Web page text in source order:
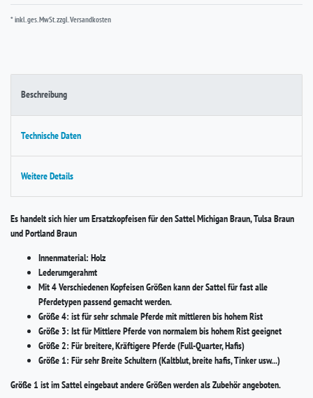
* inkl. ges. MwSt. zzgl.Versandkosten
Beschreibung
Technische Daten
Weitere Details
Es handelt sich hier um Ersatzkopfeisen für den Sattel Michigan Braun, Tulsa Braun
und Portland Braun
Innenmaterial: Holz
Lederumgerahmt
Mit 4 Verschiedenen Kopfeisen Größen kann der Sattel für fast alle
Pferdetypen passend gemacht werden.
Größe 4: ist für sehr schmale Pferde mit mittleren bis hohem Rist
Größe 3: Ist für Mittlere Pferde von normalem bis hohem Rist geeignet
Größe 2: Für breitere, Kräftigere Pferde (Full-Quarter, Hafis)
Größe 1: Für sehr Breite Schultern (Kaltblut, breite hafis, Tinker usw...)
Größe 1 ist im Sattel eingebaut andere Größen werden als Zubehör angeboten.